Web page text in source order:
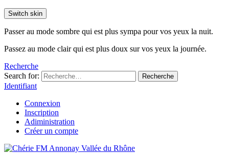
Switch skin
Passer au mode sombre qui est plus sympa pour vos yeux la nuit.
Passez au mode clair qui est plus doux sur vos yeux la journée.
Recherche
Search for:
Recherche
Identifiant
Connexion
Inscription
Adiministration
Créer un compte